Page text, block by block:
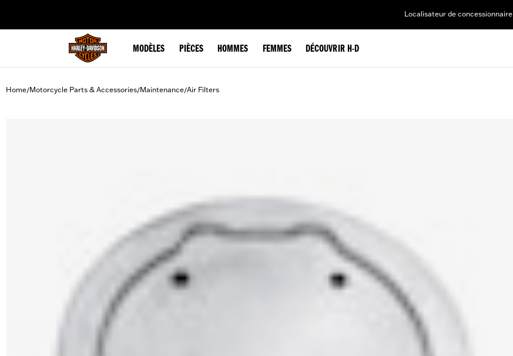
Localisateur de concessionnaire
MODÈLES PIÈCES HOMMES FEMMES DÉCOUVRIR H-D
Home/Motorcycle Parts & Accessories/Maintenance/Air Filters